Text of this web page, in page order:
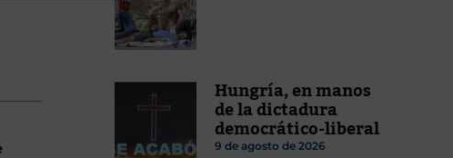
Hungría, en manos
de la dictadura
democrático-liberal
9 de agosto de 2026